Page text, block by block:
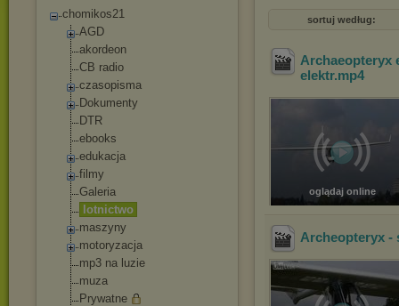
chomikos21
AGD
akordeon
CB radio
czasopisma
Dokumenty
DTR
ebooks
edukacja
filmy
Galeria
lotnictwo
maszyny
motoryzacja
mp3 na luzie
muza
Prywatne
sortuj według:
Archaeopteryx
elektr.mp4
oglądaj online
Archeopteryx -